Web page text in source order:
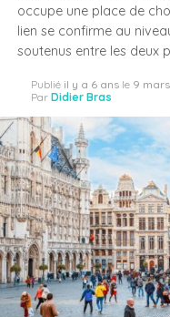
occupe une place de
lien se confirme au
soutenus entre les deux
Publié il y a 6 ans le 9
Par Didier Bras